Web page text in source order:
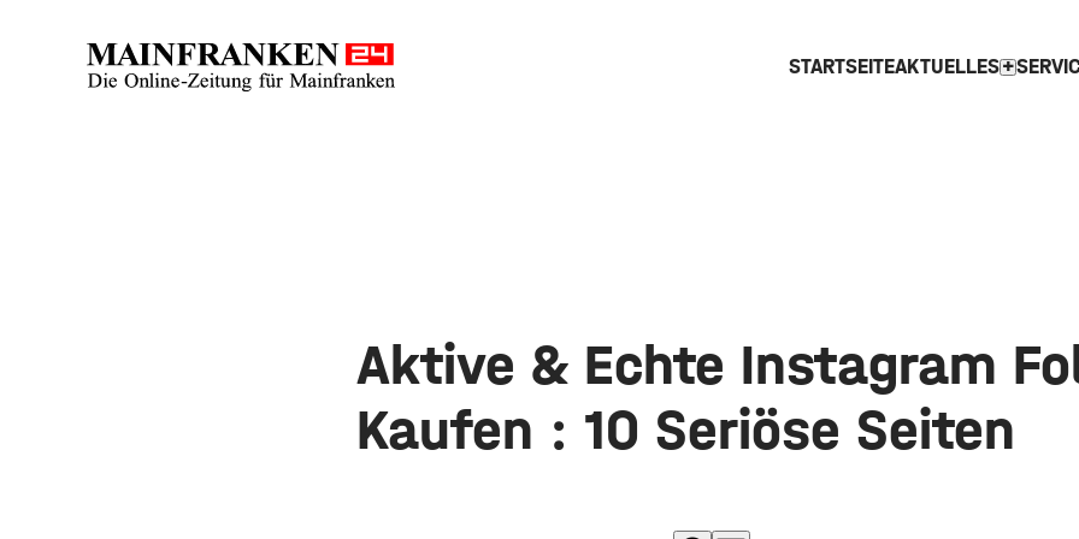
STARTSEITEAKTUELLESexpand_more
Aktive & Echte Instagram
Kaufen : 10 Seriöse Seiten